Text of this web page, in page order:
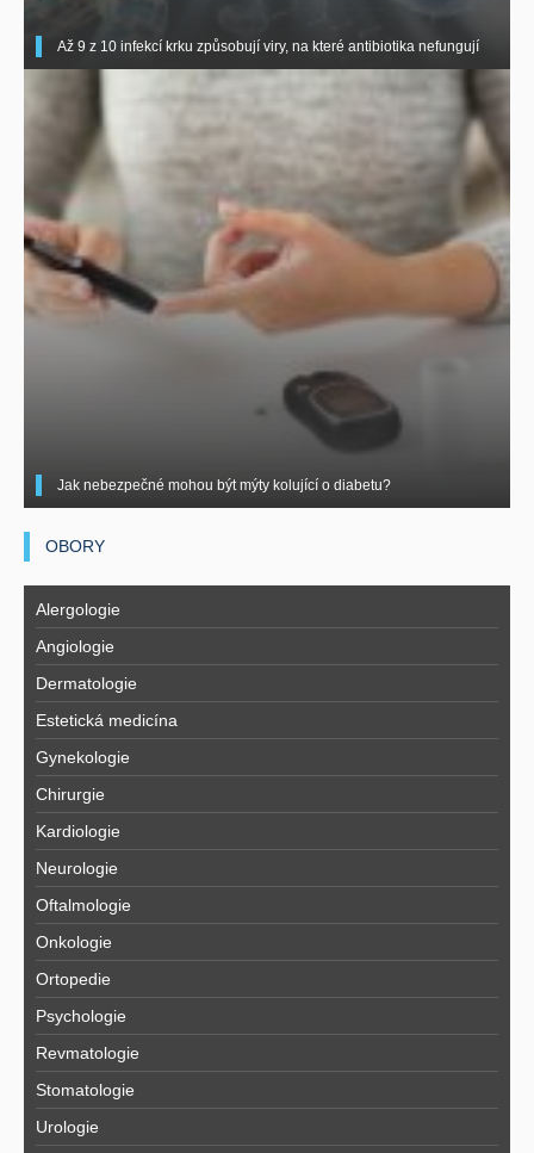
Až 9 z 10 infekcí krku způsobují viry, na které antibiotika nefungují
Jak nebezpečné mohou být mýty kolující o diabetu?
OBORY
Alergologie
Angiologie
Dermatologie
Estetická medicína
Gynekologie
Chirurgie
Kardiologie
Neurologie
Oftalmologie
Onkologie
Ortopedie
Psychologie
Revmatologie
Stomatologie
Urologie